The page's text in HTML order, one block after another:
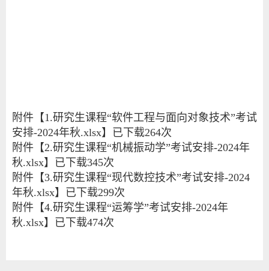
附件【1.研究生课程“软件工程与面向对象技术”考试
安排-2024年秋.xlsx】已下载264次
附件【2.研究生课程“机械振动学”考试安排-2024年
秋.xlsx】已下载345次
附件【3.研究生课程“现代数控技术”考试安排-2024
年秋.xlsx】已下载299次
附件【4.研究生课程“运筹学”考试安排-2024年
秋.xlsx】已下载474次